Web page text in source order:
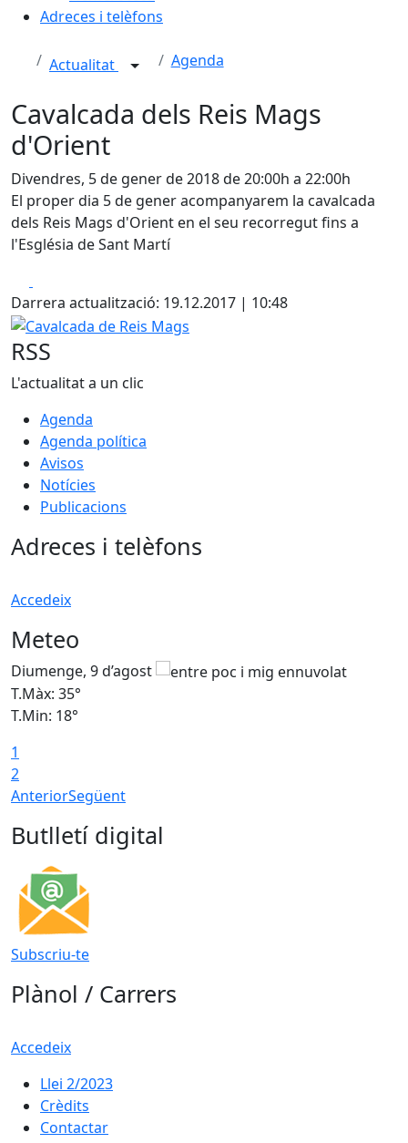
Adreces i telèfons
Actualitat Agenda
Cavalcada dels Reis Mags
d'Orient
Divendres, 5 de gener de 2018 de 20:00h a 22:00h
El proper dia 5 de gener acompanyarem la cavalcada
dels Reis Mags d'Orient en el seu recorregut fins a
l'Església de Sant Martí
Darrera actualització: 19.12.2017 | 10:48
Cavalcada de Reis Mags
RSS
L'actualitat a un clic
Agenda
Agenda política
Avisos
Notícies
Publicacions
Adreces i telèfons
Accedeix
Meteo
Diumenge, 9 d’agost
T.Màx: 35°
T.Min: 18°
1
2
AnteriorSegüent
Butlletí digital
Subscriu-te
Plànol / Carrers
Accedeix
Llei 2/2023
Crèdits
Contactar